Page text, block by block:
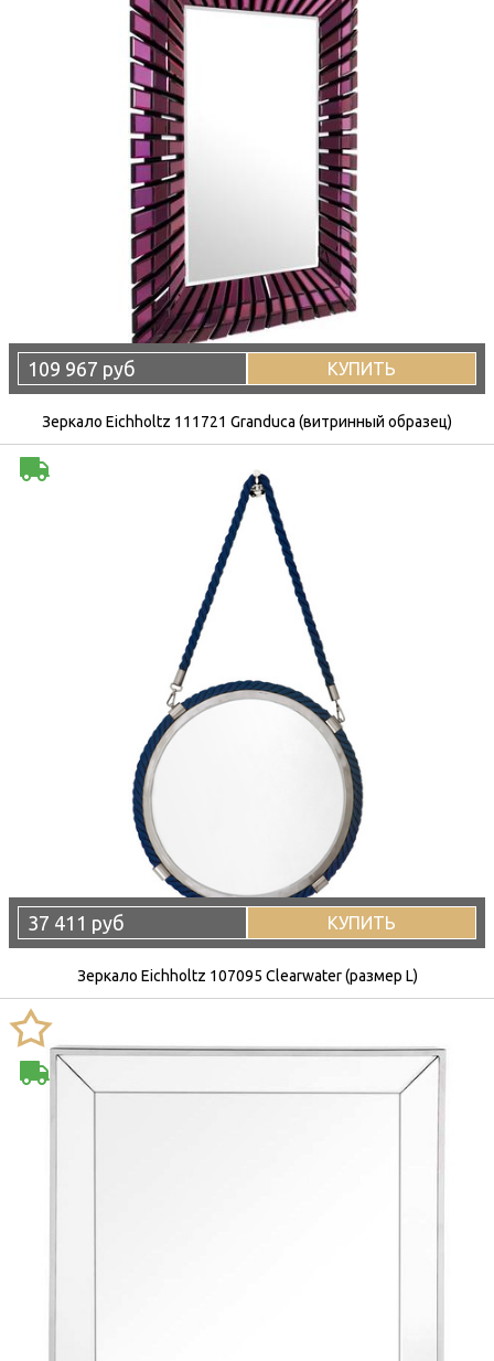
109 967 руб КУПИТЬ
Зеркало Eichholtz 111721 Granduca (витринный образец)
37 411 руб КУПИТЬ
Зеркало Eichholtz 107095 Clearwater (размер L)